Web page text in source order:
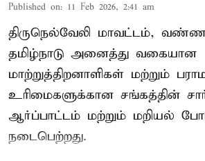
Published on: 11 Feb 2026, 2:41 am
திருநெல்வேலி மாவட்டம்,
தமிழ்நாடு அனைத்து வகையான
மாற்றுத்திறனாளிகள் மற்றும்
உரிமைகளுக்கான சங்கத்தின்
ஆர்ப்பாட்டம் மற்றும் மறியல்
நடைபெற்றது.